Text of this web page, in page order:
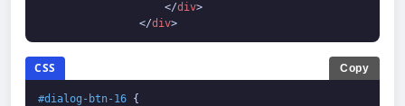
</div>
</div>
CSS Copy
#dialog-btn-16 {